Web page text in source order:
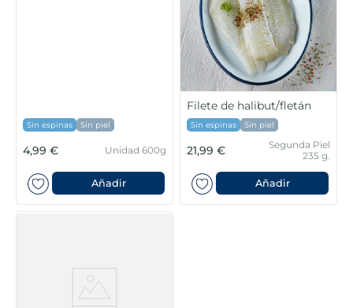
Sin espinas Sin piel
4,99 € Unidad 600g
Añadir
Filete de halibut/fletán
Sin espinas Sin piel
21,99 €
Segunda Piel
235 g.
Añadir